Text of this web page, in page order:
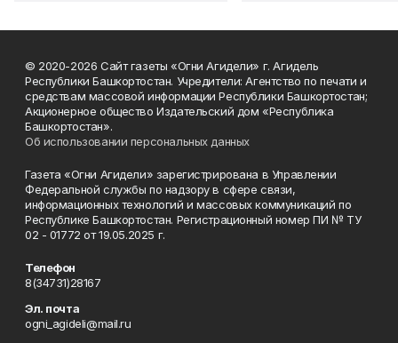
© 2020-2026 Сайт газеты «Огни Агидели» г. Агидель
Республики Башкортостан. Учредители: Агентство по печати и
средствам массовой информации Республики Башкортостан;
Акционерное общество Издательский дом «Республика
Башкортостан».
Об использовании персональных данных
Газета «Огни Агидели» зарегистрирована в Управлении
Федеральной службы по надзору в сфере связи,
информационных технологий и массовых коммуникаций по
Республике Башкортостан. Регистрационный номер ПИ № ТУ
02 - 01772 от 19.05.2025 г.
Телефон
8(34731)28167
Эл. почта
ogni_agideli@mail.ru